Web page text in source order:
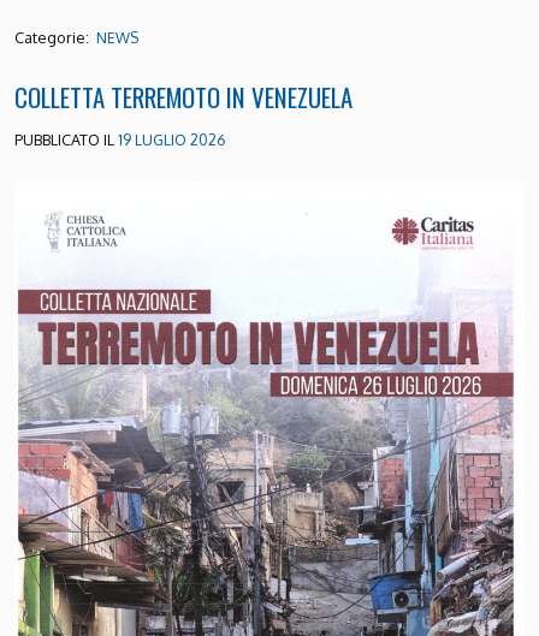
Categorie: NEWS
COLLETTA TERREMOTO IN VENEZUELA
PUBBLICATO IL19 LUGLIO 2026